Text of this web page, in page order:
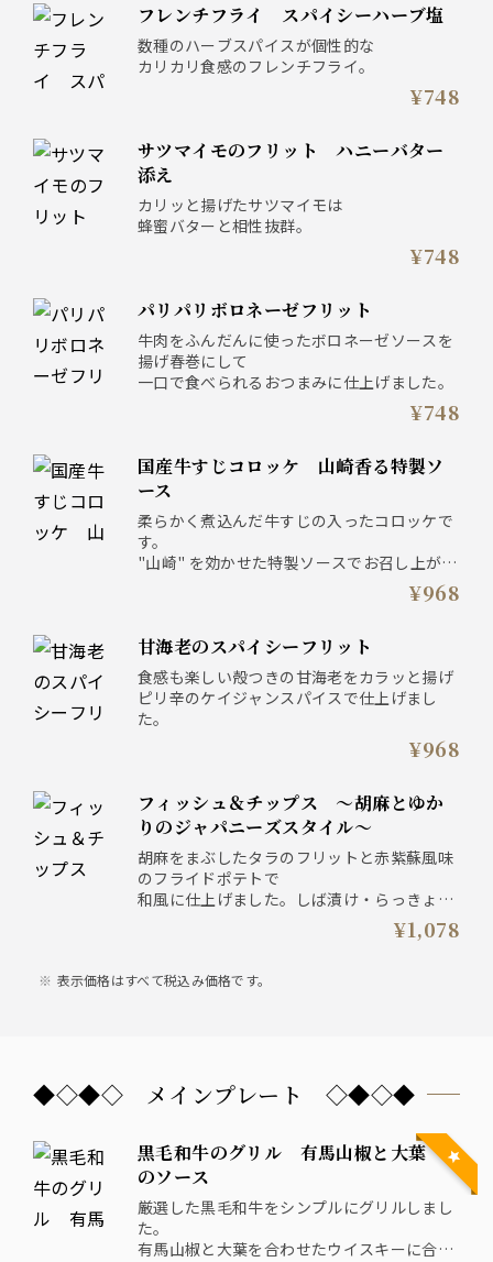
※アルコール使用
フレンチフライ スパイシーハーブ塩
数種のハーブスパイスが個性的な
カリカリ食感のフレンチフライ。
¥748
サツマイモのフリット ハニーバター
添え
カリッと揚げたサツマイモは
蜂蜜バターと相性抜群。
¥748
パリパリボロネーゼフリット
牛肉をふんだんに使ったボロネーゼソースを
揚げ春巻にして
一口で食べられるおつまみに仕上げました。
¥748
国産牛すじコロッケ 山崎香る特製ソ
ース
柔らかく煮込んだ牛すじの入ったコロッケで
す。
"山崎" を効かせた特製ソースでお召し上がり
¥968
甘海老のスパイシーフリット
食感も楽しい殻つきの甘海老をカラッと揚げ
ピリ辛のケイジャンスパイスで仕上げまし
た。
¥968
フィッシュ＆チップス ～胡麻とゆか
りのジャパニーズスタイル～
胡麻をまぶしたタラのフリットと赤紫蘇風味
のフライドポテトで
和風に仕上げました。しば漬け・らっきょう
¥1,078
表示価格はすべて税込み価格です。
◆◇◆◇ メインプレート ◇◆◇◆
黒毛和牛のグリル 有馬山椒と大葉
のソース
厳選した黒毛和牛をシンプルにグリルしまし
た。
有馬山椒と大葉を合わせたウイスキーに合う